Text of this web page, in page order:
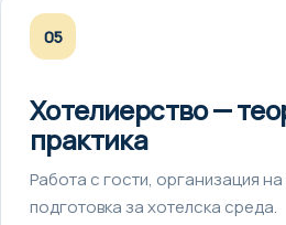
05
Хотелиерство —
практика
Работа с гости, организация
подготовка за хотелска среда.